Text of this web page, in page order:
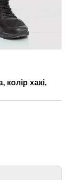
колір хакі,